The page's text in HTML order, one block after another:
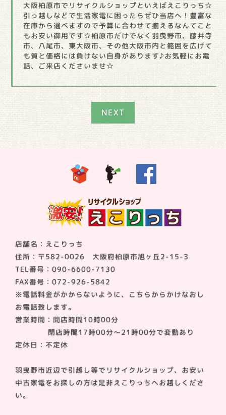
大阪柏原市でリサイクルショップといえばえこりっち☆
引っ越しなどで生活家電に困ったらぜひ当店へ！豊富な
在庫から選べますので予算に合わせて揃えるなんてこと
もお安い御用です☆柏原市だけでなく羽曳野市、藤井寺
市、八尾市、東大阪市、その他大阪市内と範囲を広げて
も質と価格には負けない自身があります♪お気軽にお電
話、ご来店くださいませ☆
NEXT
店舗名：えこりっち
住所：〒582-0026 大阪府柏原市旭ヶ丘2-15-3
TEL番号：090-6600-7130
FAX番号：072-926-5842
※電話料金がかからないように、こちらからかけなおし
お電話致します。
営業時間：開店時間10時00分
閉店時間17時00分～21時00分で変動あり
定休日：不定休
羽曳野市近辺で引越し等でリサイクルショップ、お安い
中古家電をお探しの方は是非えこりっちへお越しくださ
い。